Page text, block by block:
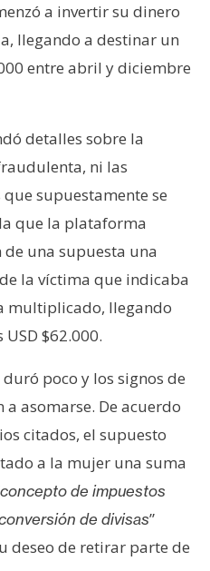
a invertir su dinero
llegando a destinar un
entre abril y diciembre
detalles sobre la
ni las
supuestamente se
que la plataforma
una supuesta una
la víctima que indicaba
multiplicado, llegando
$62.000.
poco y los signos de
asomarse. De acuerdo
citados, el supuesto
a la mujer una suma
concepto de impuestos
de divisas”
deseo de retirar parte de